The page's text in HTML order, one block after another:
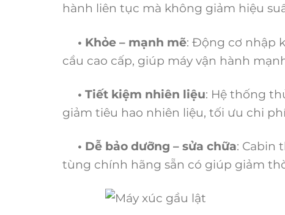
hành liên tục mà không giảm hiệu
• Khỏe – mạnh mẽ: Động cơ nhập
cầu cao cấp, giúp máy vận hành
• Tiết kiệm nhiên liệu: Hệ thống
giảm tiêu hao nhiên liệu, tối ưu chi
• Dễ bảo dưỡng – sửa chữa: Cabin
tùng chính hãng sẵn có giúp giảm